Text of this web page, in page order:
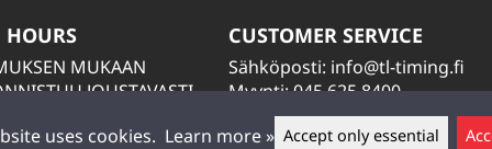
MUKAAN
JOUSTAVASTI
CUSTOMER SERVICE
Sähköposti: info@tl-timing.fi
Myynti: 045 625 8400
Huolto: 045 884 2000
uses cookies. Learn more » Accept only essential